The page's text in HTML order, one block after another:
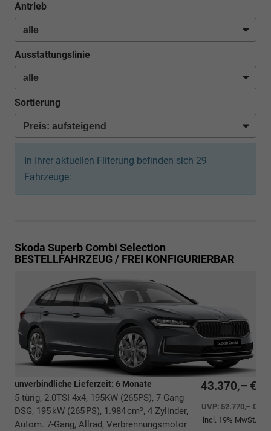
Antrieb
Ausstattungslinie
Sortierung
In Ihrer aktuellen Filterung befinden sich 29
Fahrzeuge:
Skoda Superb Combi Selection
BESTELLFAHRZEUG / FREI KONFIGURIERBAR
43.370,– €
UVP: 52.770,– €
incl. 19% MwSt.
unverbindliche Lieferzeit: 6 Monate
5-türig, 2.0TSI 4x4, 195KW (265PS), 7-Gang
DSG, 195 kW (265 PS), 1.984 cm³, 4 Zylinder,
Autom. 7-Gang, Allrad, Verbrennungsmotor